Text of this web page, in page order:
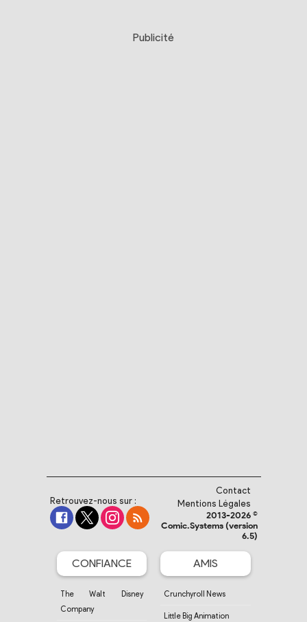
Publicité
Retrouvez-nous sur :
Contact
Mentions Légales
2013-2026 ©
Comic.Systems (version
6.5)
CONFIANCE
The Walt Disney
Company
AMIS
Crunchyroll News
Little Big Animation